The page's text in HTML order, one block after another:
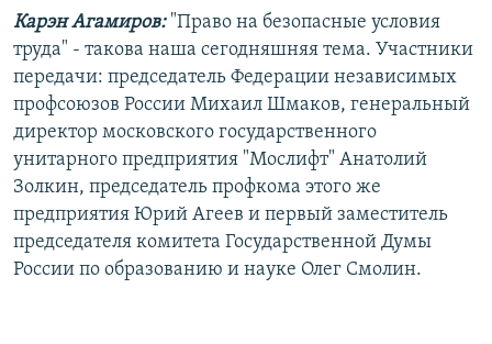
поиску
КАВКАЗ.РЕАЛИИ
СЕВЕР.РЕАЛИИ
СИБИРЬ.РЕАЛИИ
РАСПИСАНИЕ ВЕЩАНИЯ
ПОДПИШИТЕСЬ НА РАССЫЛКУ
СОЦИАЛЬНЫЕ СЕТИ
Карэн Агамиров: "Право на безопасные условия
труда" - такова наша сегодняшняя тема. Участники
передачи: председатель Федерации независимых
профсоюзов России Михаил Шмаков, генеральный
директор московского государственного
унитарного предприятия "Мослифт" Анатолий
Золкин, председатель профкома этого же
предприятия Юрий Агеев и первый заместитель
председателя комитета Государственной Думы
России по образованию и науке Олег Смолин.